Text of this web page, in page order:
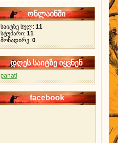
ონლაინში
საიტზე სულ: 11
სტუმარი: 11
მონადირე: 0
დღეს საიტზე იყვნენ
panati
facebook